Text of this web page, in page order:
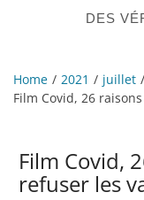
DES
Home 2021 juillet
Film Covid, 26
Film Covid,
refuser les